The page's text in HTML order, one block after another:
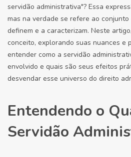
servidão administrativa"? Essa
mas na verdade se refere ao
definem e a caracterizam. Neste
conceito, explorando suas nuances e
entender como a servidão
envolvido e quais são seus efeitos
desvendar esse universo do direito
Entendendo o
Servidão